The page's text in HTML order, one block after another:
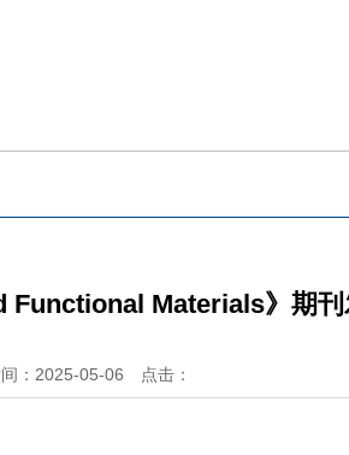
Functional Materials》期
：2025-05-06 点击：